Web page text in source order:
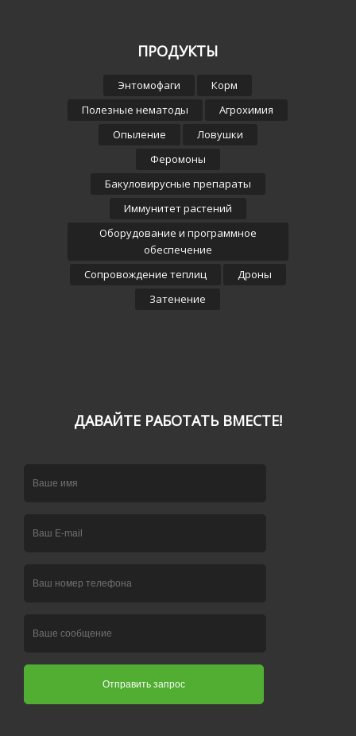
ПРОДУКТЫ
Энтомофаги
Корм
Полезные нематоды
Агрохимия
Опыление
Ловушки
Феромоны
Бакуловирусные препараты
Иммунитет растений
Оборудование и программное
обеспечение
Сопровождение теплиц
Дроны
Затенение
ДАВАЙТЕ РАБОТАТЬ ВМЕСТЕ!